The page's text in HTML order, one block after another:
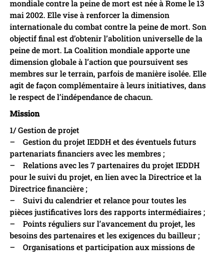
mondiale contre la peine de mort est née à Rome le 13
mai 2002. Elle vise à renforcer la dimension
internationale du combat contre la peine de mort. Son
objectif final est d’obtenir l’abolition universelle de la
peine de mort. La Coalition mondiale apporte une
dimension globale à l’action que poursuivent ses
membres sur le terrain, parfois de manière isolée. Elle
agit de façon complémentaire à leurs initiatives, dans
le respect de l’indépendance de chacun.
Mission
1/ Gestion de projet
– Gestion du projet IEDDH et des éventuels futurs
partenariats financiers avec les membres ;
– Relations avec les 7 partenaires du projet IEDDH
pour le suivi du projet, en lien avec la Directrice et la
Directrice financière ;
– Suivi du calendrier et relance pour toutes les
pièces justificatives lors des rapports intermédiaires ;
– Points réguliers sur l’avancement du projet, les
besoins des partenaires et les exigences du bailleur ;
– Organisations et participation aux missions de